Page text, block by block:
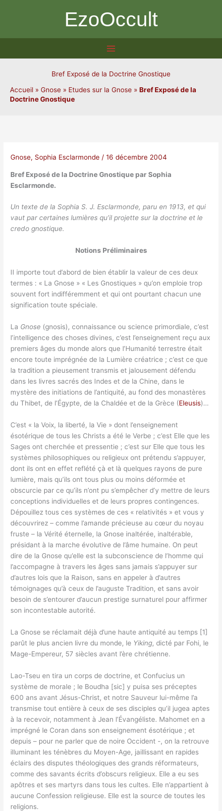
EzoOccult
Bref Exposé de la Doctrine Gnostique
Accueil » Gnose » Etudes sur la Gnose » Bref Exposé de la
Doctrine Gnostique
Gnose, Sophia Esclarmonde /16 décembre 2004
Bref Exposé de la Doctrine Gnostique par Sophia
Esclarmonde.
Un texte de la Sophia S. J. Esclarmonde, paru en 1913, et qui
vaut par certaines lumières qu’il projette sur la doctrine et le
credo gnostique.
Notions Préliminaires
II importe tout d’abord de bien établir la valeur de ces deux
termes : « La Gnose » « Les Gnostiques » qu’on emploie trop
souvent fort indifféremment et qui ont pourtant chacun une
signification toute spéciale.
La Gnose (gnosis), connaissance ou science primordiale, c’est
l’intelligence des choses divines, c’est l’enseignement reçu aux
premiers âges du monde alors que l’Humanité terrestre était
encore toute imprégnée de la Lumière créatrice ; c’est ce que
la tradition a pieusement transmis et jalousement défendu
dans les livres sacrés des Indes et de la Chine, dans le
mystère des initiations de l’antiquité, au fond des monastères
du Thibet, de l’Égypte, de la Chaldée et de la Grèce (Eleusis)…
C’est « la Voix, la liberté, la Vie » dont l’enseignement
ésotérique de tous les Christs a été le Verbe ; c’est Elle que les
Sages ont cherchée et pressentie ; c’est sur Elle que tous les
systèmes philosophiques ou religieux ont prétendu s’appuyer,
dont ils ont en effet reflété çà et là quelques rayons de pure
lumière, mais qu’ils ont tous plus ou moins déformée et
obscurcie par ce qu’ils n’ont pu s’empêcher d’y mettre de leurs
conceptions individuelles et de leurs propres contingences.
Dépouillez tous ces systèmes de ces « relativités » et vous y
découvrirez – comme l’amande précieuse au cœur du noyau
fruste – la Vérité éternelle, la Gnose inaltérée, inaltérable,
présidant à la marche évolutive de l’âme humaine. On peut
dire de la Gnose qu’elle est la subconscience de l’homme qui
l’accompagne à travers les âges sans jamais s’appuyer sur
d’autres lois que la Raison, sans en appeler à d’autres
témoignages qu’à ceux de l’auguste Tradition, et sans avoir
besoin de s’entourer d’aucun prestige surnaturel pour affirmer
son incontestable autorité.
La Gnose se réclamait déjà d’une haute antiquité au temps [1]
parût le plus ancien livre du monde, le Yiking, dicté par Fohi, le
Mage-Empereur, 57 siècles avant l’ère chrétienne.
Lao-Tseu en tira un corps de doctrine, et Confucius un
système de morale ; le Boudha [sic] y puisa ses préceptes
600 ans avant Jésus-Christ, et notre Sauveur lui-même l’a
transmise tout entière à ceux de ses disciples qu’il jugea aptes
à la recevoir, notamment à Jean l’Évangéliste. Mahomet en a
imprégné le Coran dans son enseignement ésotérique ; et
depuis – pour ne parler que de noire Occident -, on la retrouve
illuminant les ténèbres du Moyen-Age, jaillissant en rapides
éclairs des disputes théologiques des grands réformateurs,
comme des savants écrits d’obscurs religieux. Elle a eu ses
apôtres et ses martyrs dans tous les cultes. Elle n’appartient à
aucune Confession religieuse. Elle est la source de toutes les
religions.